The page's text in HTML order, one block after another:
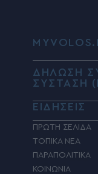
ΔΗΛΩΣΗ
ΣΥΣΤΑΣΗ
ΕΙΔΗΣΕΙΣ
ΠΡΩΤΗ ΣΕΛΙΔΑ
ΤΟΠΙΚΑ ΝΕΑ
ΠΑΡΑΠΟΛΙΤΙΚΑ
ΚΟΙΝΩΝΙΑ